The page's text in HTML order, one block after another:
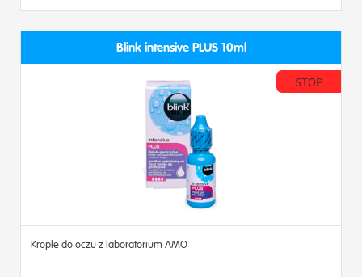
Blink intensive PLUS 10ml
STOP
Krople do oczu z laboratorium AMO